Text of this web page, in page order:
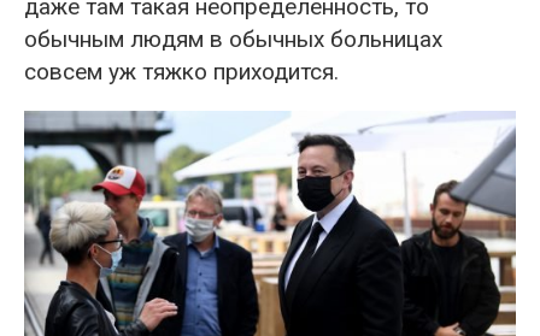
даже там такая неопределенность, то
обычным людям в обычных больницах
совсем уж тяжко приходится.